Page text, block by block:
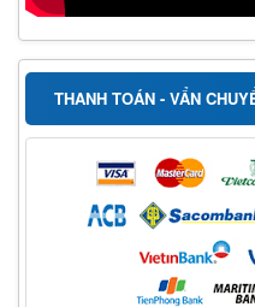
THANH TOÁN - VẨN